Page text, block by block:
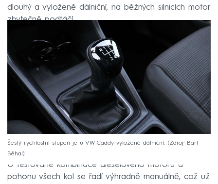
dlouhý a vyloženě dálniční, na běžných silnicích motor
zbytečně podtáčí.
Šestý rychlostní stupeň je u VW Caddy vyloženě dálniční.
Zdroj: Bart
Běhal
U testované kombinace dieselového motoru a
pohonu všech kol se řadí výhradně manuálně, což už